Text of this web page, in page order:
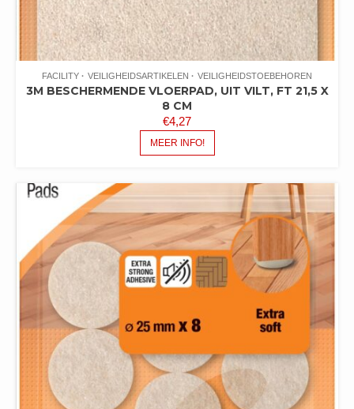
FACILITY VEILIGHEIDSARTIKELEN VEILIGHEIDSTOEBEHOREN
3M BESCHERMENDE VLOERPAD, UIT VILT, FT 21,5 X
8 CM
€4,27
MEER INFO!